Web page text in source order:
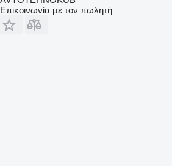
Επικοινωνία με τον πωλητή